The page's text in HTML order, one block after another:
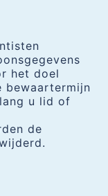
het doel
bewaartermijn
u lid of
de